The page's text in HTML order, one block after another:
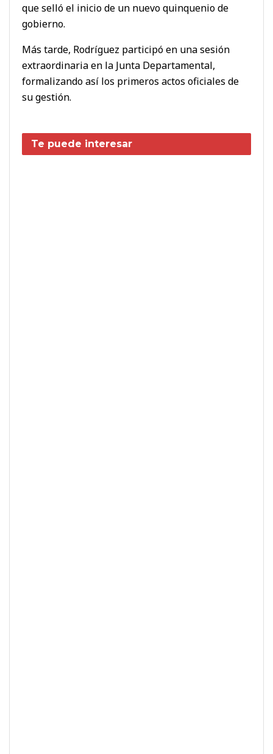
que selló el inicio de un nuevo quinquenio de
gobierno.
Más tarde, Rodríguez participó en una sesión
extraordinaria en la Junta Departamental,
formalizando así los primeros actos oficiales de
su gestión.
Te puede interesar